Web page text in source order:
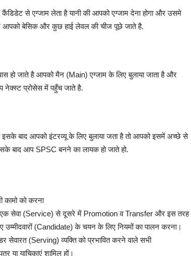
कैंडिडेट से एग्जाम लेता है यानी की आपको एग्जाम देना होगा और उसमे
आपको बेसिक और कुछ हाई लेवल की चीज पूछे जाते है.
हो जाते है आपको मैन (Main) एग्जाम के लिए बुलाया जाता है और
नेक्स्ट प्रोसेस में पहुँच जाते है.
बाद आपको इंटरव्यू के लिए बुलाया जता है तो आपको इसमें अच्छे से
बाद आप SPSC बनने का लायक हो जाते हो.
को करना
सेवा (Service) से दूसरे में Promotion व Transfer और इस तरह
(Candidate) के चयन के लिए नियमों का पालन करना।
(Serving) व्यक्ति को प्रभावित करने वाले सभी
या याचिकाएं शामिल हों।